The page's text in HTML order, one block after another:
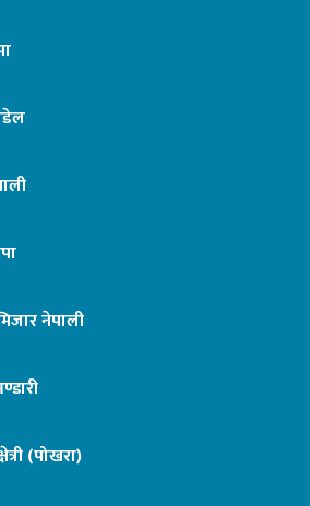
नेपाली
(पोखरा)